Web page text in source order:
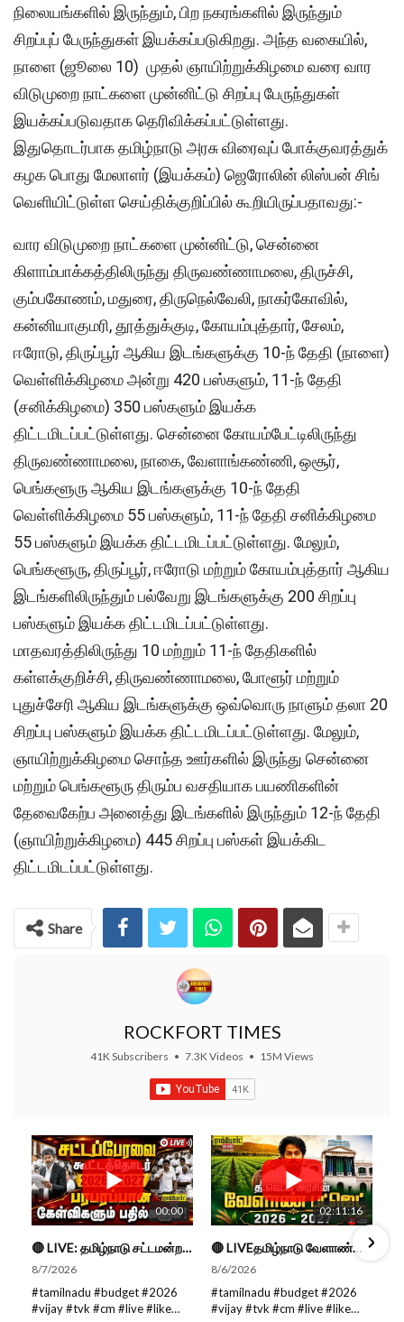
நிலையங்களில் இருந்தும், பிற நகரங்களில் இருந்தும்
சிறப்புப் பேருந்துகள் இயக்கப்படுகிறது. அந்த வகையில்,
நாளை (ஜூலை 10) முதல் ஞாயிற்றுக்கிழமை வரை வார
விடுமுறை நாட்களை முன்னிட்டு சிறப்பு பேருந்துகள்
இயக்கப்படுவதாக தெரிவிக்கப்பட்டுள்ளது.
இதுதொடர்பாக தமிழ்நாடு அரசு விரைவுப் போக்குவரத்துக்
கழக பொது மேலாளர் (இயக்கம்) ஜெரோலின் லிஸ்பன் சிங்
வெளியிட்டுள்ள செய்திக்குறிப்பில் கூறியிருப்பதாவது:-
வார விடுமுறை நாட்களை முன்னிட்டு, சென்னை
கிளாம்பாக்கத்திலிருந்து திருவண்ணாமலை, திருச்சி,
கும்பகோணம், மதுரை, திருநெல்வேலி, நாகர்கோவில்,
கன்னியாகுமரி, தூத்துக்குடி, கோயம்புத்தார், சேலம்,
ஈரோடு, திருப்பூர் ஆகிய இடங்களுக்கு 10-ந் தேதி (நாளை)
வெள்ளிக்கிழமை அன்று 420 பஸ்களும், 11-ந் தேதி
(சனிக்கிழமை) 350 பஸ்களும் இயக்க
திட்டமிடப்பட்டுள்ளது. சென்னை கோயம்பேட்டிலிருந்து
திருவண்ணாமலை, நாகை, வேளாங்கண்ணி, ஒசூர்,
பெங்களூரு ஆகிய இடங்களுக்கு 10-ந் தேதி
வெள்ளிக்கிழமை 55 பஸ்களும், 11-ந் தேதி சனிக்கிழமை
55 பஸ்களும் இயக்க திட்டமிடப்பட்டுள்ளது. மேலும்,
பெங்களூரு, திருப்பூர், ஈரோடு மற்றும் கோயம்புத்தார் ஆகிய
இடங்களிலிருந்தும் பல்வேறு இடங்களுக்கு 200 சிறப்பு
பஸ்களும் இயக்க திட்டமிடப்பட்டுள்ளது.
மாதவரத்திலிருந்து 10 மற்றும் 11-ந் தேதிகளில்
கள்ளக்குறிச்சி, திருவண்ணாமலை, போளூர் மற்றும்
புதுச்சேரி ஆகிய இடங்களுக்கு ஒவ்வொரு நாளும் தலா 20
சிறப்பு பஸ்களும் இயக்க திட்டமிடப்பட்டுள்ளது. மேலும்,
ஞாயிற்றுக்கிழமை சொந்த ஊர்களில் இருந்து சென்னை
மற்றும் பெங்களூரு திரும்ப வசதியாக பயணிகளின்
தேவைகேற்ப அனைத்து இடங்களில் இருந்தும் 12-ந் தேதி
(ஞாயிற்றுக்கிழமை) 445 சிறப்பு பஸ்கள் இயக்கிட
திட்டமிடப்பட்டுள்ளது.
Share
ROCKFORT TIMES
41K Subscribers • 7.3K Videos • 15M Views
00:00
🔴 LIVE: தமிழ்நாடு சட்டமன்றப் பேரவை கூட்டத்தொடர் - நிதிநிலை அறிக்கை மீது விவாதம் #live #budget #video
8/7/2026
#tamilnadu #budget #2026
#vijay #tvk #cm #live #like
02:11:16
🔴 LIVEதமிழ்நாடு வேளாண்மை நிதிநிலை அறிக்கை - 2026-27 |TN Agriculture Budget #live #budget #video #cm
8/6/2026
#tamilnadu #budget #2026
#vijay #tvk #cm #live #like